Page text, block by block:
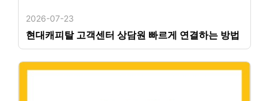
2026-07-23
현대캐피탈 고객센터 상담원 빠르게 연결하는 방법